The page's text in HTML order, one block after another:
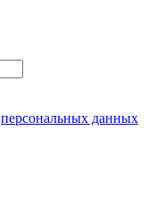
персональных данных